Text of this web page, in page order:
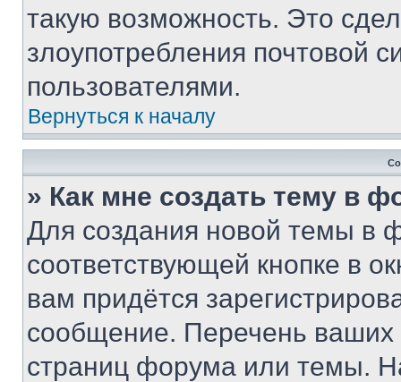
такую возможность. Это
злоупотребления почтовой
пользователями.
Вернуться к началу
» Как мне создать тему в
Для создания новой темы в
соответствующей кнопке в
вам придётся
сообщение. Перечень ваших
страниц форума или темы.